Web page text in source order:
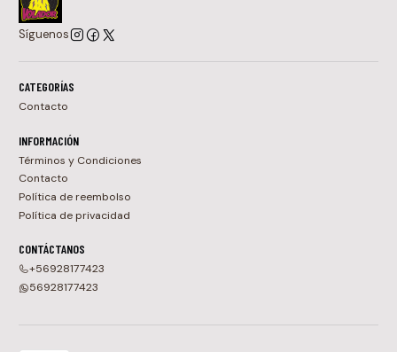
Síguenos
CATEGORÍAS
Contacto
INFORMACIÓN
Términos y Condiciones
Contacto
Política de reembolso
Política de privacidad
CONTÁCTANOS
+56928177423
56928177423